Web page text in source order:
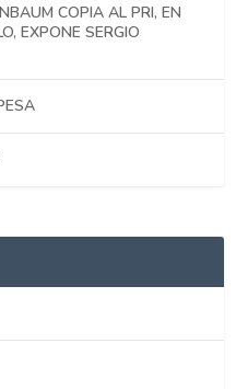
COPIA AL PRI, EN
EXPONE SERGIO